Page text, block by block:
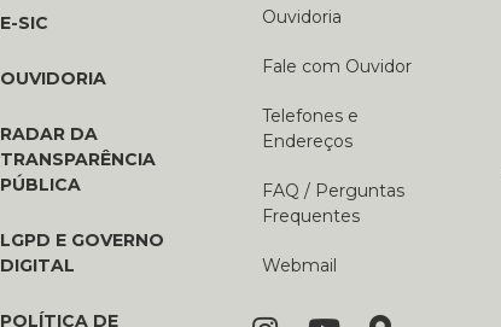
E-SIC
OUVIDORIA
RADAR DA
TRANSPARÊNCIA
PÚBLICA
LGPD E GOVERNO
DIGITAL
POLÍTICA DE
Ouvidoria
Fale com Ouvidor
Telefones e
Endereços
FAQ / Perguntas
Frequentes
Webmail